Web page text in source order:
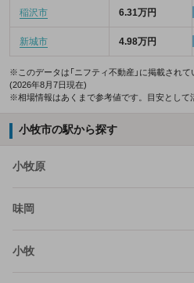
稲沢市 6.31万円
新城市 4.98万円
※このデータは「ニフティ不動産」に掲載され
(2026年8月7日現在)
※相場情報はあくまで参考値です。目安として
小牧市の駅から探す
小牧原
味岡
小牧